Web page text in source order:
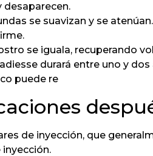
desaparecen.
se suavizan y se atenúan.
se iguala, recuperando
durará entre uno y
puede re
de inyección, que
inyección.